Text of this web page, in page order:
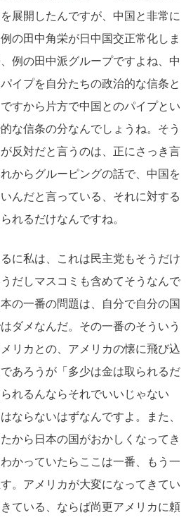
展開したんですが、中国と非常に
の田中角栄が日中国交正常化しま
例の田中派グループですよね、中
イプを自分たちの政治的な信条と
すから片方で中国とのパイプとい
な信条の分なんでしょうね。そう
反対だと言うのは、正にさっき言
からグルーピングの話で、中国を
んだと言っている、それに対する
れるだけなんですね。
に私は、これは民主党もそうだけ
だしマスコミも含めてそうなんで
の一番の問題は、自分で自分の国
ダメなんだ。その一番のそういう
リカとの、アメリカの懐に飛び込
あろうが「多少は金は取られるだ
れるんならそれでいいじゃない
ならないはずなんですよ。また、
から日本の国がおかしくなってき
かっていたらここは一番、もう一
。アメリカが大変になってきてい
ている、ならば尚更アメリカに頼